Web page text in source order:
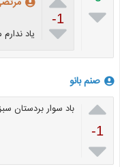

-1
 یاد
صنم بانو

-1

باد سوار بردستان